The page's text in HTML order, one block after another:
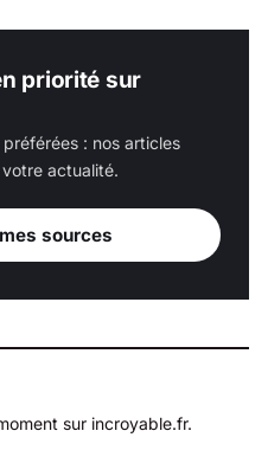
priorité sur
: nos articles
actualité.
sources
sur incroyable.fr.